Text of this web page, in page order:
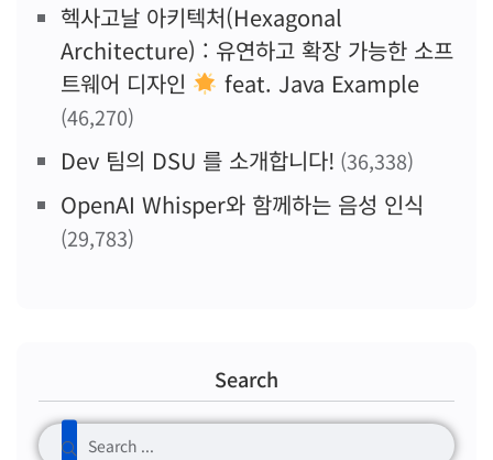
헥사고날 아키텍처(Hexagonal
Architecture) : 유연하고 확장 가능한 소프
트웨어 디자인
feat. Java Example
(46,270)
Dev 팀의 DSU 를 소개합니다! (36,338)
OpenAI Whisper와 함께하는 음성 인식
(29,783)
Search